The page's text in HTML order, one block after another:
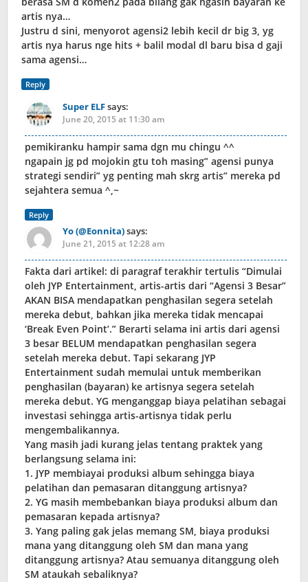
artis nya…
Justru d sini, menyorot agensi2 lebih kecil dr big 3, yg
artis nya harus nge hits + balil modal dl baru bisa d gaji
sama agensi…
Reply
Super ELFsays:
June 20, 2015 at 11:30 am
pemikiranku hampir sama dgn mu chingu ^^
ngapain jg pd mojokin gtu toh masing” agensi punya
strategi sendiri” yg penting mah skrg artis” mereka pd
sejahtera semua ^,~
Reply
Yo (@Eonnita)says:
June 21, 2015 at 12:28 am
Fakta dari artikel: di paragraf terakhir tertulis “Dimulai
oleh JYP Entertainment, artis-artis dari “Agensi 3 Besar”
AKAN BISA mendapatkan penghasilan segera setelah
mereka debut, bahkan jika mereka tidak mencapai
‘Break Even Point’.” Berarti selama ini artis dari agensi
3 besar BELUM mendapatkan penghasilan segera
setelah mereka debut. Tapi sekarang JYP
Entertainment sudah memulai untuk memberikan
penghasilan (bayaran) ke artisnya segera setelah
mereka debut. YG menganggap biaya pelatihan sebagai
investasi sehingga artis-artisnya tidak perlu
mengembalikannya.
Yang masih jadi kurang jelas tentang praktek yang
berlangsung selama ini:
1. JYP membiayai produksi album sehingga biaya
pelatihan dan pemasaran ditanggung artisnya?
2. YG masih membebankan biaya produksi album dan
pemasaran kepada artisnya?
3. Yang paling gak jelas memang SM, biaya produksi
mana yang ditanggung oleh SM dan mana yang
ditanggung artisnya? Atau semuanya ditanggung oleh
SM ataukah sebaliknya?